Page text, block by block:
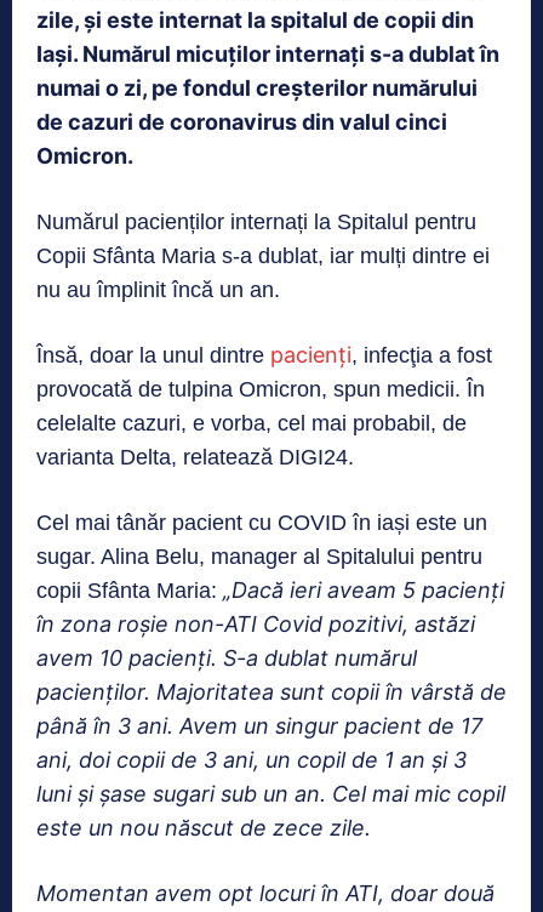
zile, și este internat la spitalul de copii din
Iași. Numărul micuților internați s-a dublat în
numai o zi, pe fondul creșterilor numărului
de cazuri de coronavirus din valul cinci
Omicron.
Numărul pacienților internați la Spitalul pentru
Copii Sfânta Maria s-a dublat, iar mulți dintre ei
nu au împlinit încă un an.
Însă, doar la unul dintre pacienţi, infecţia a fost
provocată de tulpina Omicron, spun medicii. În
celelalte cazuri, e vorba, cel mai probabil, de
varianta Delta, relatează DIGI24.
Cel mai tânăr pacient cu COVID în iași este un
sugar. Alina Belu, manager al Spitalului pentru
copii Sfânta Maria: „Dacă ieri aveam 5 pacienți
în zona roșie non-ATI Covid pozitivi, astăzi
avem 10 pacienți. S-a dublat numărul
pacienților. Majoritatea sunt copii în vârstă de
până în 3 ani. Avem un singur pacient de 17
ani, doi copii de 3 ani, un copil de 1 an și 3
luni și șase sugari sub un an. Cel mai mic copil
este un nou născut de zece zile.
Momentan avem opt locuri în ATI, doar două